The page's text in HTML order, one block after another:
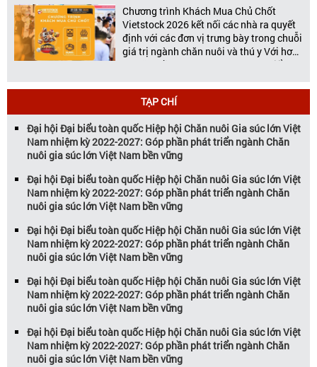
Chương trình Khách Mua Chủ Chốt
Vietstock 2026 kết nối các nhà ra quyết
định với các đơn vị trưng bày trong chuỗi
giá trị ngành chăn nuôi và thú y Với hơn
20 năm đồng hành cùng sự phát triển
Vietstock đã khẳng định vị thế là triển […]
TẠP CHÍ
Đại hội Đại biểu toàn quốc Hiệp hội Chăn nuôi Gia súc lớn Việt
Nam nhiệm kỳ 2022-2027: Góp phần phát triển ngành Chăn
nuôi gia súc lớn Việt Nam bền vững
Đại hội Đại biểu toàn quốc Hiệp hội Chăn nuôi Gia súc lớn Việt
Nam nhiệm kỳ 2022-2027: Góp phần phát triển ngành Chăn
nuôi gia súc lớn Việt Nam bền vững
Đại hội Đại biểu toàn quốc Hiệp hội Chăn nuôi Gia súc lớn Việt
Nam nhiệm kỳ 2022-2027: Góp phần phát triển ngành Chăn
nuôi gia súc lớn Việt Nam bền vững
Đại hội Đại biểu toàn quốc Hiệp hội Chăn nuôi Gia súc lớn Việt
Nam nhiệm kỳ 2022-2027: Góp phần phát triển ngành Chăn
nuôi gia súc lớn Việt Nam bền vững
Đại hội Đại biểu toàn quốc Hiệp hội Chăn nuôi Gia súc lớn Việt
Nam nhiệm kỳ 2022-2027: Góp phần phát triển ngành Chăn
nuôi gia súc lớn Việt Nam bền vững